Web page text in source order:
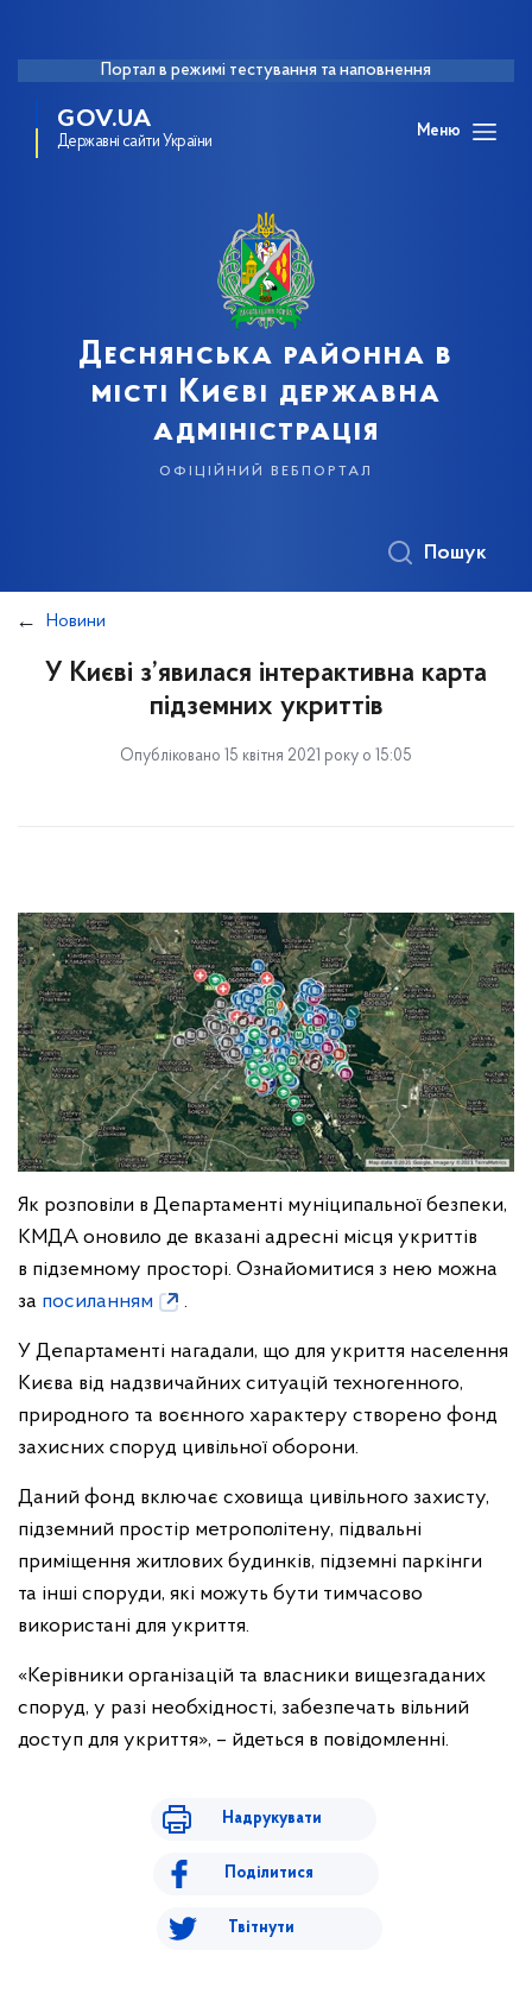
Портал в режимі тестування та наповнення
GOV.UA
Державні сайти України
Меню
Деснянська районна в
місті Києві державна
адміністрація
офіційний вебпортал
Пошук
Новини
У Києві з’явилася інтерактивна карта
підземних укриттів
Опубліковано 15 квітня 2021 року о 15:05
Як розповіли в Департаменті муніципальної безпеки,
КМДА оновило де вказані адресні місця укриттів
в підземному просторі. Ознайомитися з нею можна
за посиланням .
У Департаменті нагадали, що для укриття населення
Києва від надзвичайних ситуацій техногенного,
природного та воєнного характеру створено фонд
захисних споруд цивільної оборони.
Даний фонд включає сховища цивільного захисту,
підземний простір метрополітену, підвальні
приміщення житлових будинків, підземні паркінги
та інші споруди, які можуть бути тимчасово
використані для укриття.
«Керівники організацій та власники вищезгаданих
споруд, у разі необхідності, забезпечать вільний
доступ для укриття», – йдеться в повідомленні.
Надрукувати
Поділитися
Твітнути